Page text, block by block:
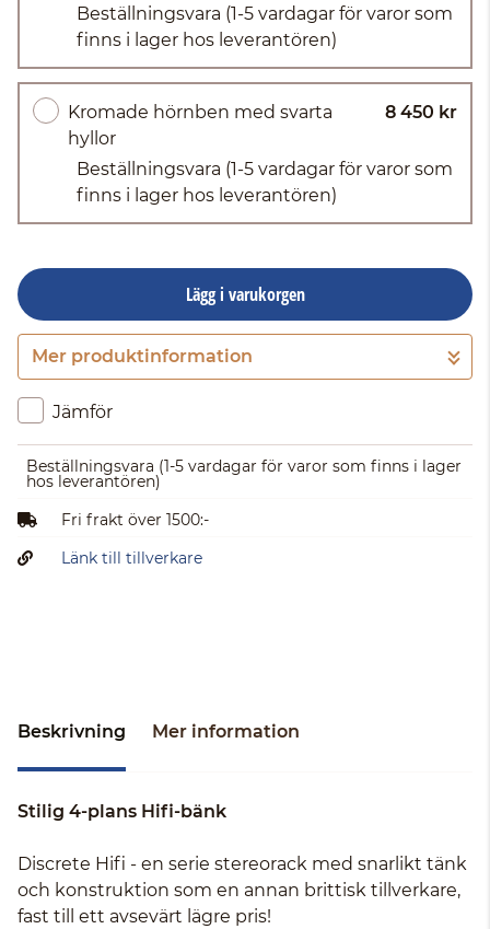
Beställningsvara (1-5 vardagar för varor som
finns i lager hos leverantören)
Kromade hörnben med svarta
hyllor
8 450 kr
Beställningsvara (1-5 vardagar för varor som
finns i lager hos leverantören)
Lägg i varukorgen
Gå till kassan
Mer produktinformation
Jämför
Beställningsvara (1-5 vardagar för varor som finns i lager
hos leverantören)
Fri frakt över 1500:-
Länk till tillverkare
Beskrivning Mer information
Stilig 4-plans Hifi-bänk
Discrete Hifi - en serie stereorack med snarlikt tänk
och konstruktion som en annan brittisk tillverkare,
fast till ett avsevärt lägre pris!